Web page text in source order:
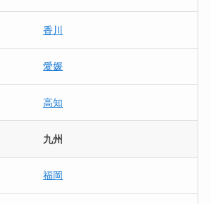
香川
愛媛
高知
九州
福岡